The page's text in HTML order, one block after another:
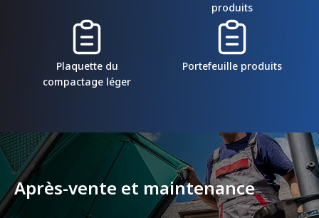
produits
Plaquette du
compactage léger
Portefeuille produits
Après-vente et maintenance